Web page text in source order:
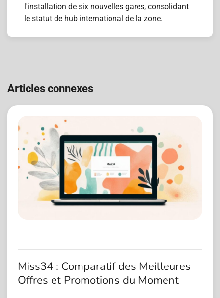
l'installation de six nouvelles gares, consolidant
le statut de hub international de la zone.
de
Articles connexes
Miss34 : Comparatif des Meilleures
Offres et Promotions du Moment